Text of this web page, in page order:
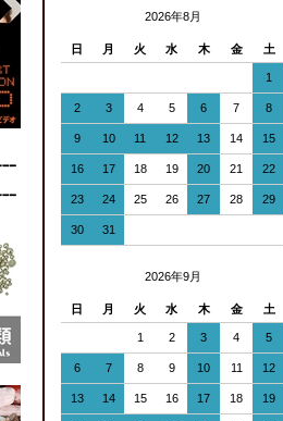
2026年8月
日 月 火 水 木 金 土
1
2 3 4 5 6 7 8
9 10 11 12 13 14 15
16 17 18 19 20 21 22
23 24 25 26 27 28 29
30 31
2026年9月
日 月 火 水 木 金 土
1 2 3 4 5
6 7 8 9 10 11 12
13 14 15 16 17 18 19